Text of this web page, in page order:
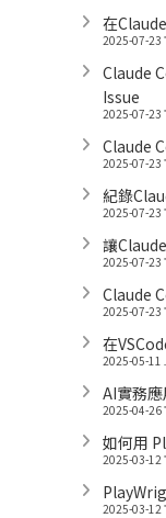
在
2025-07-23
Claude
Issue
2025-07-23
Claude
2025-07-23
紀錄
2025-07-23
讓
2025-07-23
Claude
2025-07-23
在
2025-05-11
AI實務
2025-04-26
如何用
2025-03-12
2025-03-12